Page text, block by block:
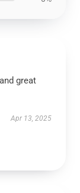
great
Apr 13, 2025